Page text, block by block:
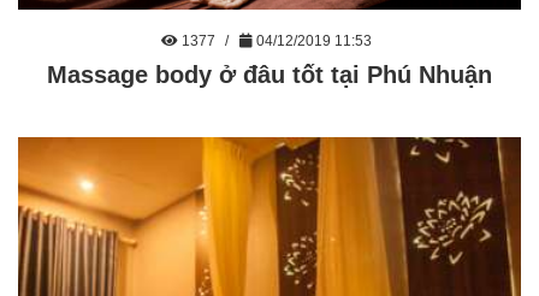
1377 04/12/2019 11:53
Massage body ở đâu tốt tại Phú Nhuận